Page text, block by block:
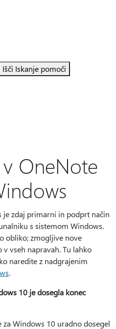
Išči Iskanje pomoči
OneNote
zdaj primarni in podprt način
s sistemom Windows.
obliko; zmogljive nove
vseh napravah. Tu lahko
naredite z nadgrajenim
.
10 je dosegla konec
Windows 10 uradno dosegel